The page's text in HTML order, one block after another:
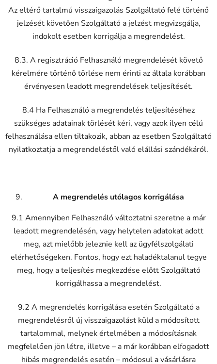
Az eltérő tartalmú visszaigazolás Szolgáltató felé történő
jelzését követően Szolgáltató a jelzést megvizsgálja,
indokolt esetben korrigálja a megrendelést.
8.3. A regisztráció Felhasználó megrendelését követő
kérelmére történő törlése nem érinti az általa korábban
érvényesen leadott megrendelések teljesítését.
8.4 Ha Felhasználó a megrendelés teljesítéséhez
szükséges adatainak törlését kéri, vagy azok ilyen célú
felhasználása ellen tiltakozik, abban az esetben Szolgáltató
nyilatkoztatja a megrendeléstől való elállási szándékáról.
A megrendelés utólagos korrigálása
9.1 Amennyiben Felhasználó változtatni szeretne a már
leadott megrendelésén, vagy helytelen adatokat adott
meg, azt mielőbb jeleznie kell az ügyfélszolgálati
elérhetőségeken. Fontos, hogy ezt haladéktalanul tegye
meg, hogy a teljesítés megkezdése előtt Szolgáltató
korrigálhassa a megrendelést.
9.2 A megrendelés korrigálása esetén Szolgáltató a
megrendelésről új visszaigazolást küld a módosított
tartalommal, melynek értelmében a módosításnak
megfelelően jön létre, illetve – a már korábban elfogadott
hibás megrendelés esetén – módosul a vásárlásra